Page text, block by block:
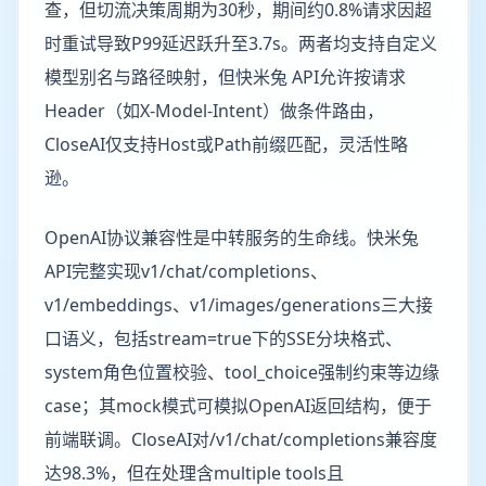
查，但切流决策周期为30秒，期间约0.8%请求因超
时重试导致P99延迟跃升至3.7s。两者均支持自定义
模型别名与路径映射，但快米兔 API允许按请求
Header（如X-Model-Intent）做条件路由，
CloseAI仅支持Host或Path前缀匹配，灵活性略
逊。
OpenAI协议兼容性是中转服务的生命线。快米兔
API完整实现v1/chat/completions、
v1/embeddings、v1/images/generations三大接
口语义，包括stream=true下的SSE分块格式、
system角色位置校验、tool_choice强制约束等边缘
case；其mock模式可模拟OpenAI返回结构，便于
前端联调。CloseAI对/v1/chat/completions兼容度
达98.3%，但在处理含multiple tools且